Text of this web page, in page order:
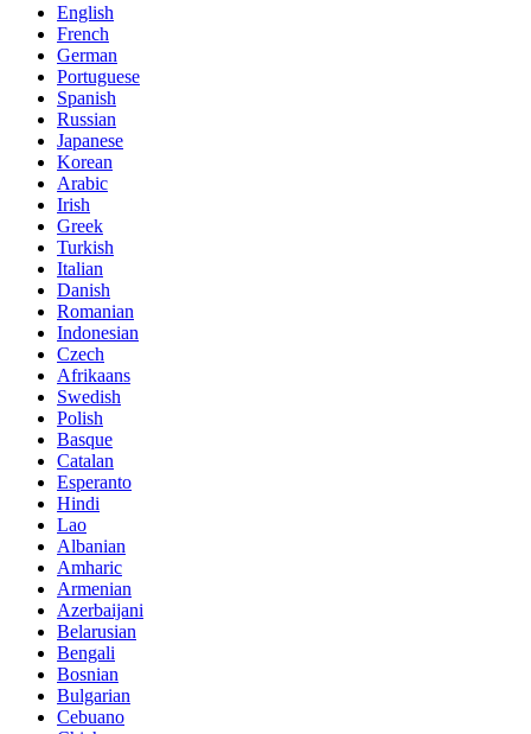
English
French
German
Portuguese
Spanish
Russian
Japanese
Korean
Arabic
Irish
Greek
Turkish
Italian
Danish
Romanian
Indonesian
Czech
Afrikaans
Swedish
Polish
Basque
Catalan
Esperanto
Hindi
Lao
Albanian
Amharic
Armenian
Azerbaijani
Belarusian
Bengali
Bosnian
Bulgarian
Cebuano